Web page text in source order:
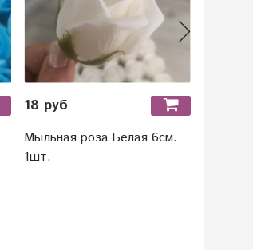
18 руб
Мыльная роза Белая 6см.
1шт.